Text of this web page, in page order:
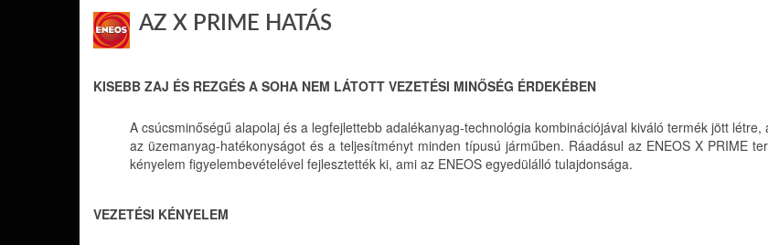
AZ X PRIME HATÁS
KISEBB ZAJ ÉS REZGÉS A SOHA NEM LÁTOTT VEZETÉSI MINŐSÉG ÉRDEKÉBEN
A csúcsminőségű alapolaj és a legfejlettebb adalékanyag-technológia kombinációjával kiváló termék jött létre,
az üzemanyag-hatékonyságot és a teljesítményt minden típusú járműben. Ráadásul az ENEOS X PRIME
kényelem figyelembevételével fejlesztették ki, ami az ENEOS egyedülálló tulajdonsága.
VEZETÉSI KÉNYELEM